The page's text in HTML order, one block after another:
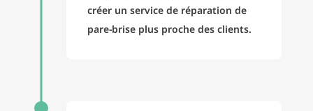
créer un service de réparation de
pare-brise plus proche des clients.